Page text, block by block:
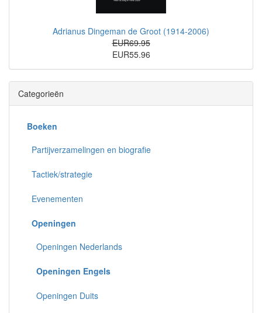
Adrianus Dingeman de Groot (1914-2006)
EUR69.95
EUR55.96
Categorieën
Boeken
Partijverzamelingen en biografie
Tactiek/strategie
Evenementen
Openingen
Openingen Nederlands
Openingen Engels
Openingen Duits